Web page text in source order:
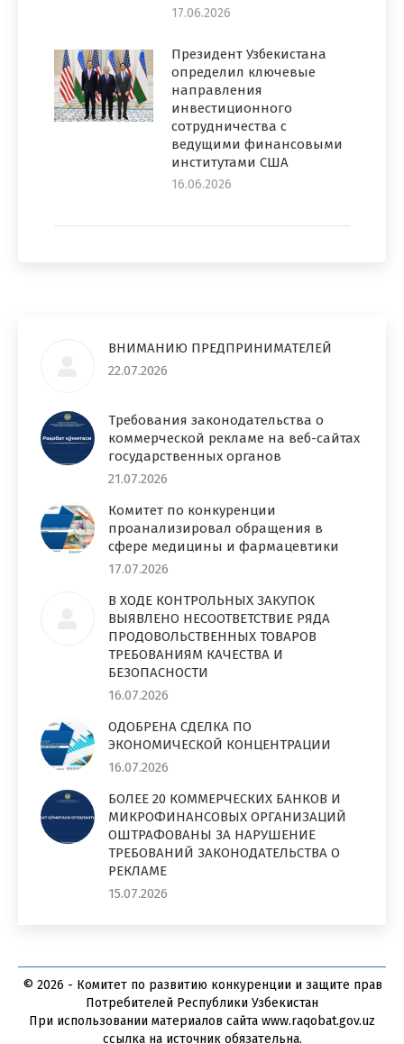
17.06.2026
Президент Узбекистана
определил ключевые
направления
инвестиционного
сотрудничества с
ведущими финансовыми
институтами США
16.06.2026
ВНИМАНИЮ ПРЕДПРИНИМАТЕЛЕЙ
22.07.2026
Требования законодательства о
коммерческой рекламе на веб-сайтах
государственных органов
21.07.2026
Комитет по конкуренции
проанализировал обращения в
сфере медицины и фармацевтики
17.07.2026
В ХОДЕ КОНТРОЛЬНЫХ ЗАКУПОК
ВЫЯВЛЕНО НЕСООТВЕТСТВИЕ РЯДА
ПРОДОВОЛЬСТВЕННЫХ ТОВАРОВ
ТРЕБОВАНИЯМ КАЧЕСТВА И
БЕЗОПАСНОСТИ
16.07.2026
ОДОБРЕНА СДЕЛКА ПО
ЭКОНОМИЧЕСКОЙ КОНЦЕНТРАЦИИ
16.07.2026
БОЛЕЕ 20 КОММЕРЧЕСКИХ БАНКОВ И
МИКРОФИНАНСОВЫХ ОРГАНИЗАЦИЙ
ОШТРАФОВАНЫ ЗА НАРУШЕНИЕ
ТРЕБОВАНИЙ ЗАКОНОДАТЕЛЬСТВА О
РЕКЛАМЕ
15.07.2026
© 2026 - Комитет по развитию конкуренции и защите прав
Потребителей Республики Узбекистан
При использовании материалов сайта www.raqobat.gov.uz
ссылка на источник обязательна.